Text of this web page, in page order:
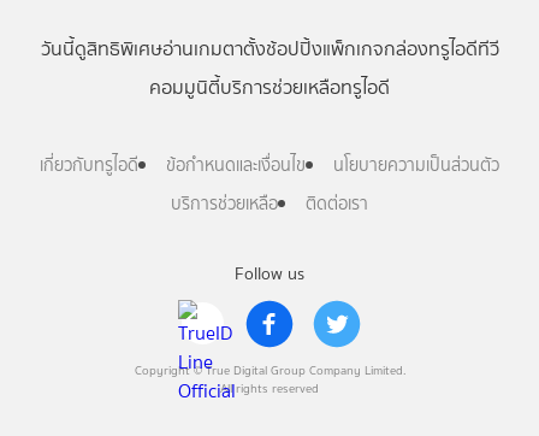
Follow us
Copyright © True Digital Group Company Limited.
All rights reserved
วันนี้ดูสิทธิพิเศษอ่านเกมตาตั้งช้อปปิ้งแพ็กเกจกล่องทรูไอดีทีวี
คอมมูนิตี้บริการช่วยเหลือทรูไอดี
เกี่ยวกับทรูไอดี ข้อกำหนดและเงื่อนไข
นโยบายความเป็นส่วนตัว
บริการช่วยเหลือ
ติดต่อเรา